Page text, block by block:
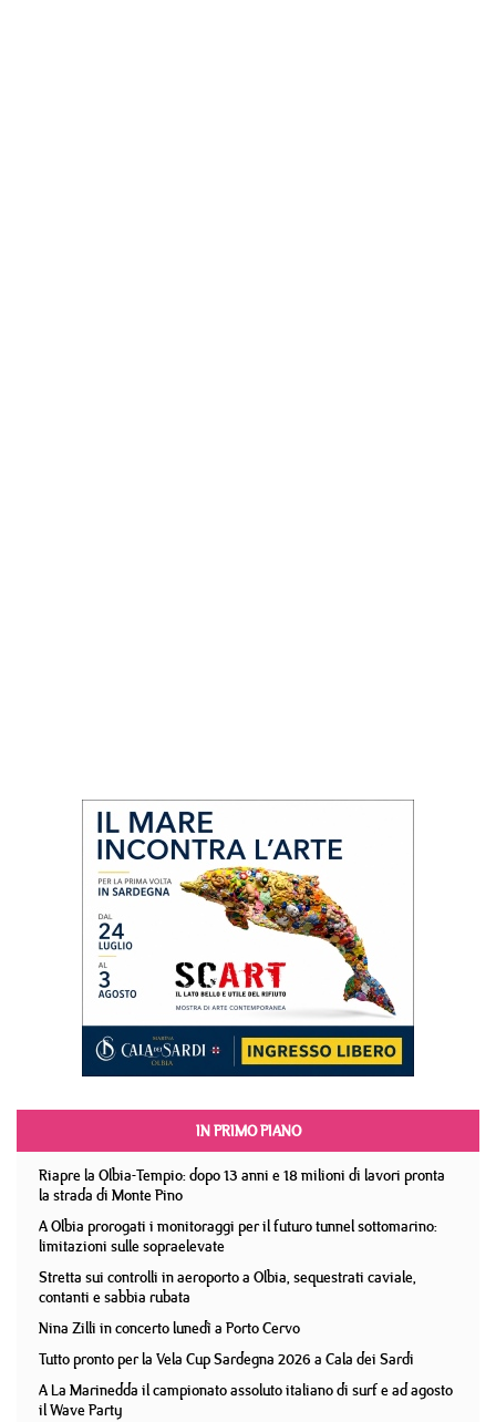
IN PRIMO PIANO
Riapre la Olbia-Tempio: dopo 13 anni e 18 milioni di lavori pronta
la strada di Monte Pino
A Olbia prorogati i monitoraggi per il futuro tunnel sottomarino:
limitazioni sulle sopraelevate
Stretta sui controlli in aeroporto a Olbia, sequestrati caviale,
contanti e sabbia rubata
Nina Zilli in concerto lunedì a Porto Cervo
Tutto pronto per la Vela Cup Sardegna 2026 a Cala dei Sardi
A La Marinedda il campionato assoluto italiano di surf e ad agosto
il Wave Party